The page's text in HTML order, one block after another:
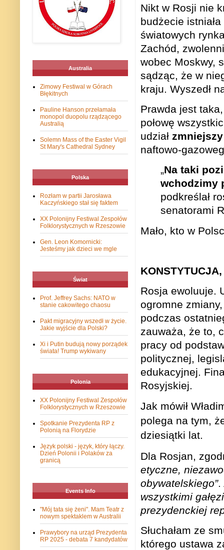
Nikt w Rosji nie
budżecie
światowych
Zachód,
wobec Moskwy,
sądząc, że w
kraju. Wyszedł
Prawda jest
połowę
udział
naftowo-
„Na taki
wchodzimy
podkreślał
senatorami
Mało, kto w
Rosja ewoluuje.
ogromne
podczas
zauważa, że to,
pracy od
politycznej,
edukacyjnej.
Rosyjskiej.
Jak mówił
polega na tym,
dziesiątki lat.
Dla Rosjan,
etyczne,
obywatelskiego”.
wszystkimi
prezydenckiej
Słuchałam ze
którego ustawa
Australia
Zimowy Festiwal w Górach
Błękitnych
Pauline Hanson przełamała
monopol duopolu rządzącego
Australią
Solemn Mass of the Easter Vigil
St Mary's Cathedral Sydney
Polska
Rozłam w partii Jarosława
Kaczyńskiego stał się faktem
XX Polonijny Festiwal Zespołów
Folklorystycznych w Rzeszowie
Gen. Leon Komornicki:
Jesteśmy jak dzieci we mgle
Świat
Prof. Jeffrey Sachs: NATO w
stanie cakowitego chaosu
Pakt migracyjny wszedł w życie.
Jakie wyjście dla Polski?
Xi i Putin budują nowy porządek
świata! Trump wykiwany
Polonia
XX Polonijny Festiwal Zespołów
Folklorystycznych w Rzeszowie
Spotkanie Prezydenta RP z
Polonią na Florydzie
Język polski - język, który łączy.
Dzień Polonii i Polaków za
granicą
Events Info
"Mój tata się żeni". Mam Teatr z
nowym spektaklem w Australii
Prawybory na urząd Prezydenta
RP 2025 - debata 7 kandydatów